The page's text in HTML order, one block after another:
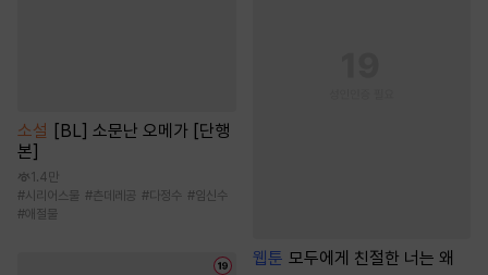
소설
[BL] 소문난 오메가 [단행
본]
1.4만
#시리어스물 #츤데레공 #다정수 #임신수
#애절물
웹툰 모두에게 친절한 너는 왜